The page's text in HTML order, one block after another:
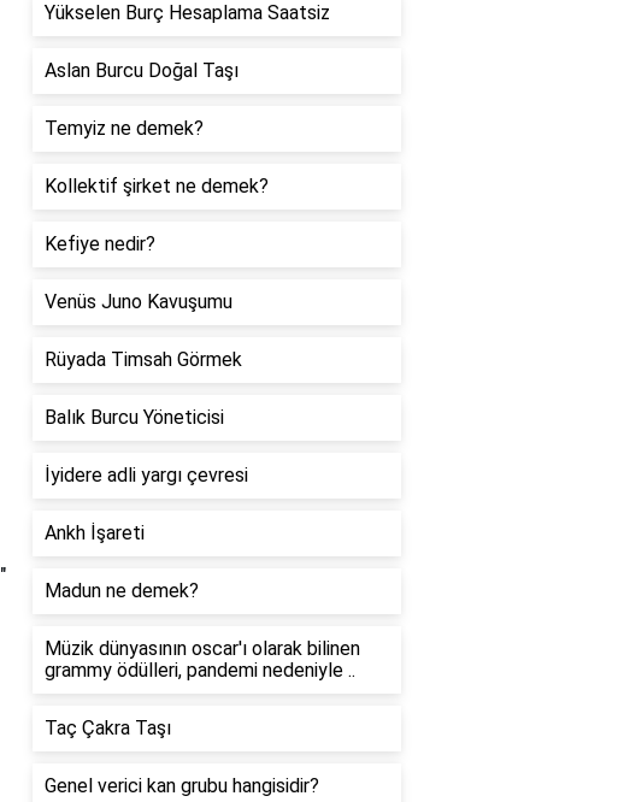
"
Yükselen Burç Hesaplama Saatsiz
Aslan Burcu Doğal Taşı
Temyiz ne demek?
Kollektif şirket ne demek?
Kefiye nedir?
Venüs Juno Kavuşumu
Rüyada Timsah Görmek
Balık Burcu Yöneticisi
İyidere adli yargı çevresi
Ankh İşareti
Madun ne demek?
Müzik dünyasının oscar'ı olarak bilinen
grammy ödülleri, pandemi nedeniyle ..
Taç Çakra Taşı
Genel verici kan grubu hangisidir?